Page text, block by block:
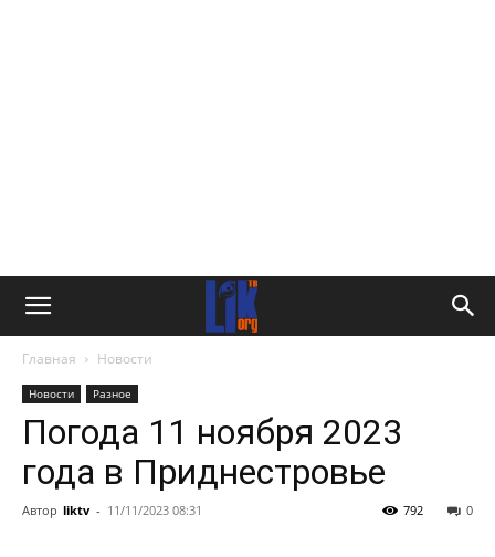
Главная Новости
Новости Разное
Погода 11 ноября 2023
года в Приднестровье
Автор liktv - 11/11/2023 08:31 0
792